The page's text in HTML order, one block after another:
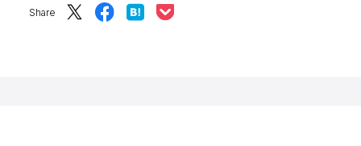
Share